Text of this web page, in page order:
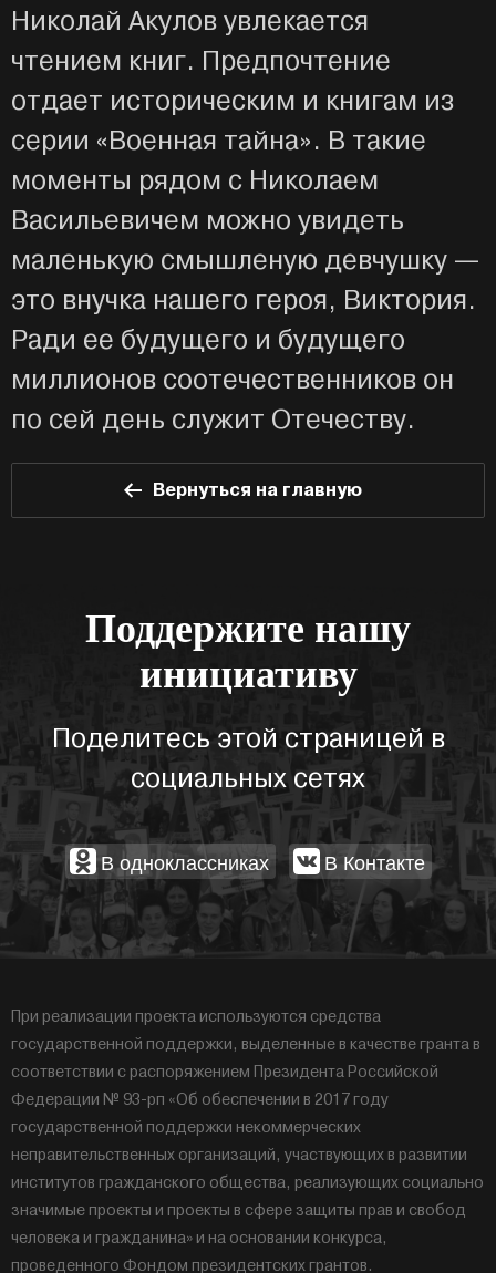
Николай Акулов увлекается
чтением книг. Предпочтение
отдает историческим и книгам из
серии «Военная тайна». В такие
моменты рядом с Николаем
Васильевичем можно увидеть
маленькую смышленую девчушку —
это внучка нашего героя, Виктория.
Ради ее будущего и будущего
миллионов соотечественников он
по сей день служит Отечеству.
Вернуться на главную
Поддержите нашу
инициативу
Поделитесь этой страницей в
социальных сетях
В одноклассниках В Контакте
При реализации проекта используются средства
государственной поддержки, выделенные в качестве гранта в
соответствии с распоряжением Президента Российской
Федерации № 93-рп «Об обеспечении в 2017 году
государственной поддержки некоммерческих
неправительственных организаций, участвующих в развитии
институтов гражданского общества, реализующих социально
значимые проекты и проекты в сфере защиты прав и свобод
человека и гражданина» и на основании конкурса,
проведенного Фондом президентских грантов.